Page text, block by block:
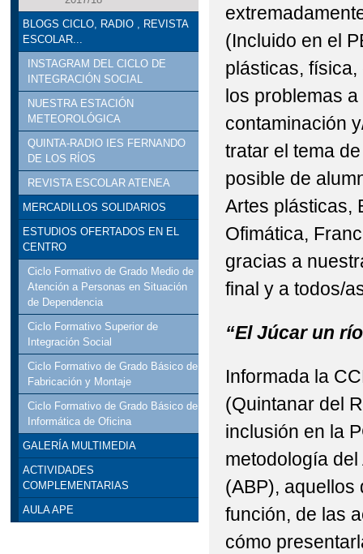
BLOGS CICLO, RADIO , REVISTA
ESCOLAR...
INSTAGRAM DEL CICLO DE
INTEGRACIÓN SOCIAL
NUESTRA ESTACIÓN
METEOROLÓGICA
QUINTA-RADIO IES FERNANDO
DE LOS RÍOS
REVISTA ESCOLAR ATENEA
MERCADILLOS SOLIDARIOS
ESTUDIOS OFERTADOS EN EL
CENTRO
Ciclo Formativo de Grado Medio de
Atención a Personas en Situación
de Dependencia
Ciclo Formativo Superior de
Integración Social
Ciclo Formativo de Grado Básico de
Fabricación y Montaje
Ciclo Formativo de Grado Básico de
Informática de Oficina
GALERÍA MULTIMEDIA
ACTIVIDADES
COMPLEMENTARIAS
AULA APE
(Incluido en el
plásticas,
los problemas
contaminación
tratar el tema
posible de
Artes plásticas,
Ofimática,
gracias a
final y a todos/
“El Júcar un
Informada la
(Quintanar del
inclusión en la
metodología
(ABP), aquellos
función, de las
cómo